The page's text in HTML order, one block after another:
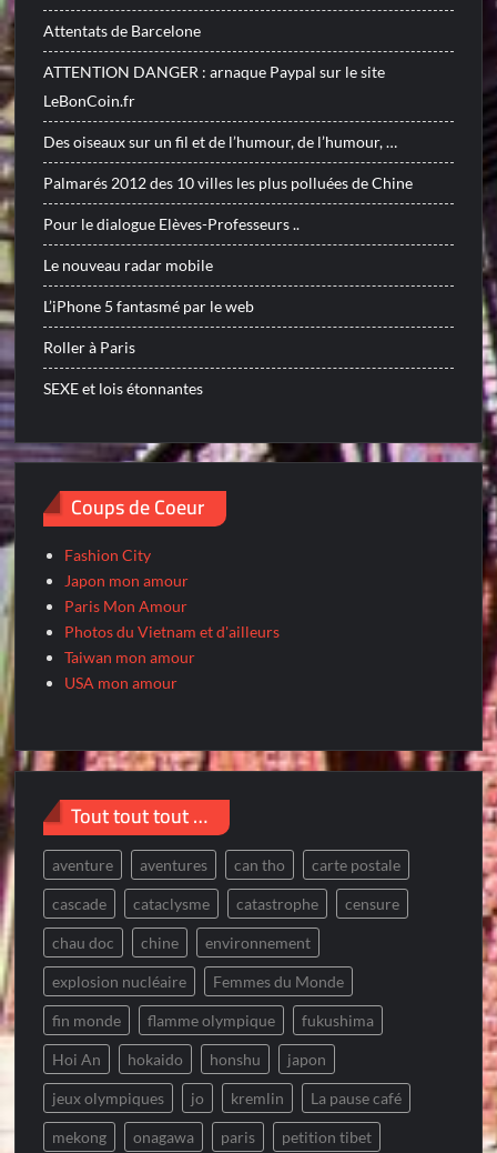
Attentats de Barcelone
ATTENTION DANGER : arnaque Paypal sur le site
LeBonCoin.fr
Des oiseaux sur un fil et de l’humour, de l’humour, …
Palmarés 2012 des 10 villes les plus polluées de Chine
Pour le dialogue Elèves-Professeurs ..
Le nouveau radar mobile
L’iPhone 5 fantasmé par le web
Roller à Paris
SEXE et lois étonnantes
Coups de Coeur
Fashion City
Japon mon amour
Paris Mon Amour
Photos du Vietnam et d'ailleurs
Taiwan mon amour
USA mon amour
Tout tout tout …
aventure aventures can tho carte postale
cascade cataclysme catastrophe censure
chau doc chine environnement
explosion nucléaire Femmes du Monde
fin monde flamme olympique fukushima
Hoi An hokaido honshu japon
jeux olympiques jo kremlin La pause café
mekong onagawa paris petition tibet